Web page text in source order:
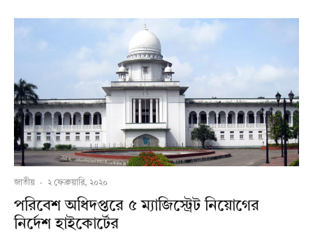
জাতীয় · ২ ফেব্রুয়ারি, ২০২০
পরিবেশ অধিদপ্তরে ৫ ম্যাজিস্ট্রেট নিয়োগের
নির্দেশ হাইকোর্টের